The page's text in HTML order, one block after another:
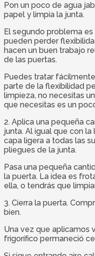
Pon un poco de agua
papel y limpia la junta.
El segundo problema
pueden perder
hacen un buen trabajo
de las puertas.
Puedes tratar
parte de la flexibilidad
limpieza, no necesitas
que necesitas es un
2. Aplica una pequeña
junta. Al igual que con
capa ligera a todas las
pliegues de la junta.
Pasa una pequeña
la puerta. La idea es
ella, o tendrás que
3. Cierra la puerta.
bien.
Una vez que aplicamos
frigorífico permaneció